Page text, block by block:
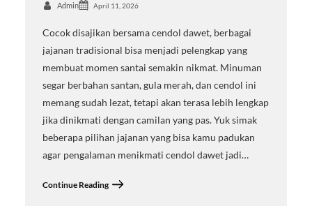
Admin April 11, 2026
Cocok disajikan bersama cendol dawet, berbagai
jajanan tradisional bisa menjadi pelengkap yang
membuat momen santai semakin nikmat. Minuman
segar berbahan santan, gula merah, dan cendol ini
memang sudah lezat, tetapi akan terasa lebih lengkap
jika dinikmati dengan camilan yang pas. Yuk simak
beberapa pilihan jajanan yang bisa kamu padukan
agar pengalaman menikmati cendol dawet jadi…
Continue Reading